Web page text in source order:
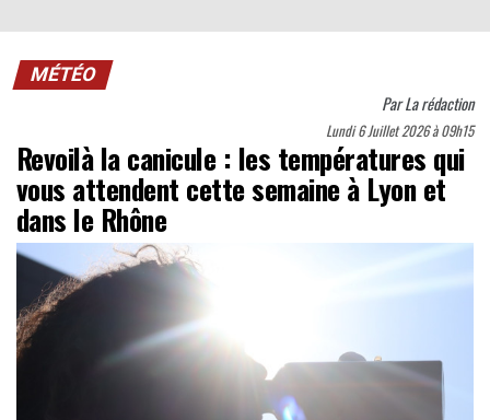
MÉTÉO
ParLa rédaction
Lundi 6 Juillet 2026 à 09h15
Revoilà la canicule : les températures qui
vous attendent cette semaine à Lyon et
dans le Rhône